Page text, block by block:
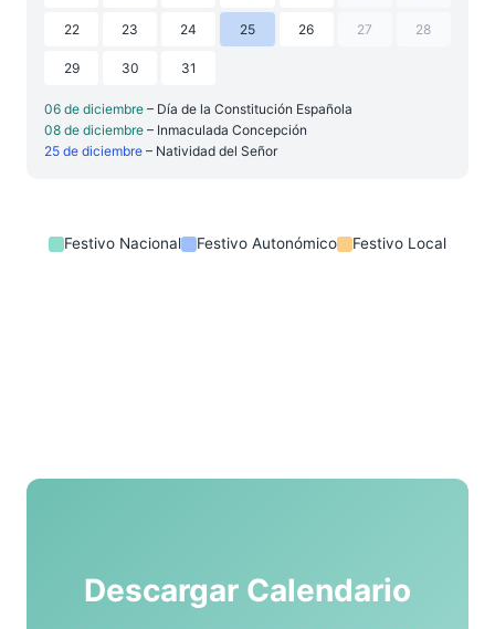
22 23 24 25 26 27 28
29 30 31
06 de diciembre – Día de la Constitución Española
08 de diciembre – Inmaculada Concepción
25 de diciembre – Natividad del Señor
Festivo Nacional Festivo Autonómico Festivo Local
Descargar Calendario